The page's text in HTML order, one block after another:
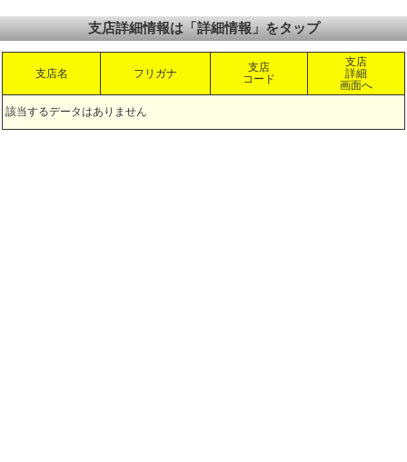
支店詳細情報は「詳細情報」をタップ
支店名 フリガナ
支店
コード
支店
詳細
画面へ
該当するデータはありません